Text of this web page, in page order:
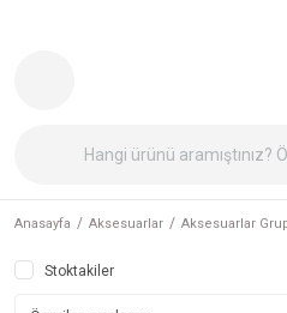
Anasayfa Aksesuarlar Aksesuarlar
Stoktakiler